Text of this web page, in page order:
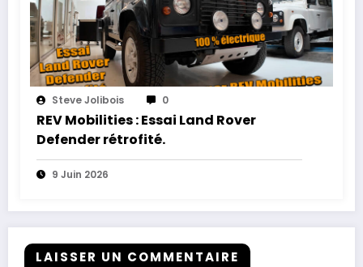
Steve Jolibois 0
REV Mobilities : Essai Land Rover
Defender rétrofité.
9 Juin 2026
LAISSER UN COMMENTAIRE